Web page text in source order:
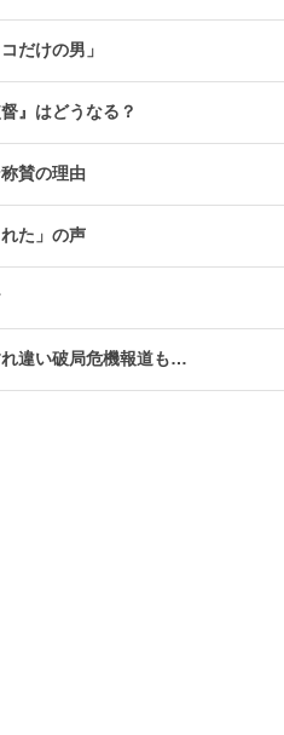
だけの男」
』はどうなる？
賛の理由
た」の声
違い破局危機報道も…